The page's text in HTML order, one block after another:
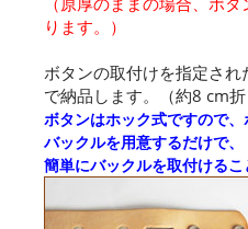
ります。）
ボタンの取付けを指定さ
で納品します。（約8 cm折
ボタンはホック式ですので
バックルを用意するだけで、
簡単にバックルを取付けるこ